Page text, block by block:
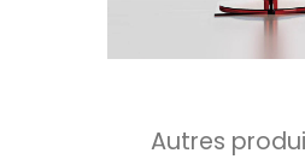
Autres